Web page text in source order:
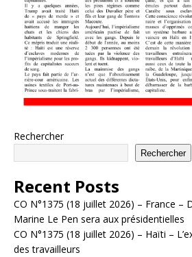
Rechercher
Rechercher
Recent Posts
CO N°1375 (18 juillet 2026) – France –
Marine Le Pen sera aux présidentielles
CO N°1375 (18 juillet 2026) – Haïti –
des travailleurs